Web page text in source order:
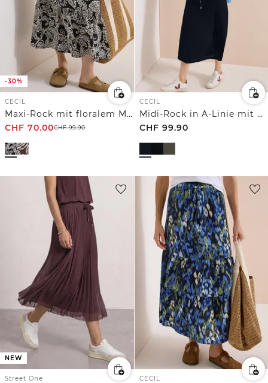
-30%
CECIL
Maxi-Rock mit floralem Muster
CHF 70.00CHF99.90
CECIL
Midi-Rock in A-Linie mit Struktur
CHF 99.90
NEW
Street One CECIL